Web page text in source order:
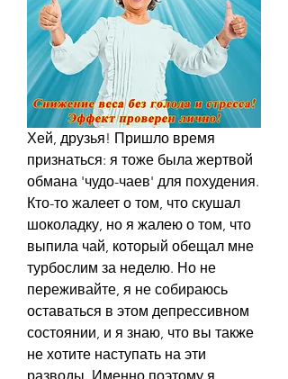
Хей, друзья! Пришло время
признаться: я тоже была жертвой
обмана 'чудо-чаев' для похудения.
Кто-то жалеет о том, что скушал
шоколадку, но я жалею о том, что
выпила чай, который обещал мне
турбослим за неделю. Но не
переживайте, я не собираюсь
оставаться в этом депрессивном
состоянии, и я знаю, что вы также
не хотите наступать на эти
разводы. Именно поэтому я